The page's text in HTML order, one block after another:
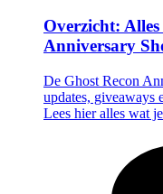
Overzicht:
Anniversary
De Ghost Recon
updates, giveaways
Lees hier alles wat